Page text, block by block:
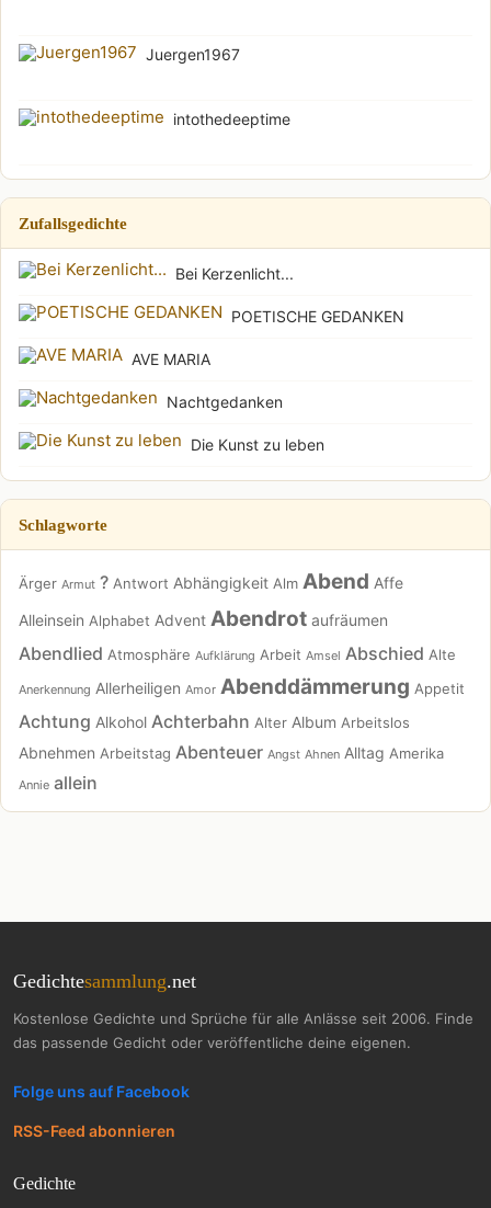
Juergen1967
intothedeeptime
Zufallsgedichte
Bei Kerzenlicht...
POETISCHE GEDANKEN
AVE MARIA
Nachtgedanken
Die Kunst zu leben
Schlagworte
Ärger Armut ? Antwort Abhängigkeit Alm Abend Affe
Alleinsein Alphabet Advent Abendrot aufräumen
Abendlied Atmosphäre Aufklärung Arbeit Amsel Abschied Alte
Anerkennung Allerheiligen Amor Abenddämmerung Appetit
Achtung Alkohol Achterbahn Alter Album Arbeitslos
Abnehmen Arbeitstag Abenteuer Angst Ahnen Alltag Amerika
Annie allein
Gedichtesammlung.net
Kostenlose Gedichte und Sprüche für alle Anlässe seit 2006. Finde
das passende Gedicht oder veröffentliche deine eigenen.
Folge uns auf Facebook
RSS-Feed abonnieren
Gedichte